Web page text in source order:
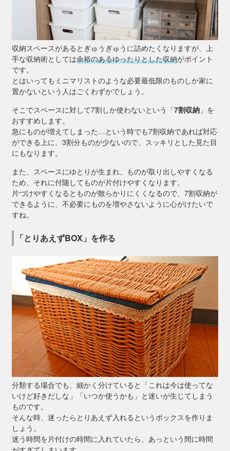
収納スペースがあるとぎゅうぎゅうに詰めたくなりますが、上
手な収納術としては余裕のあるゆったりとした収納がポイント
です。
とはいってもミニマリストのような必要最低限のものしか家に
置かないという人はごくわずかでしょう。
そこでスペースに対して7割しか使わないという「7割収納」を
おすすめします。
急にものが増えてしまった…という時でも7割収納であれば対応
ができる上に、3割分ものが少ないので、スッキリとした見た目
にもなります。
また、スペースにゆとりが生まれ、ものが取り出しやすくなる
ため、それに付随してものが片付けやすくなります。
片づけやすくなるとものが散らかりにくくなるので、7割収納が
できるように、不必要にものを増やさないように心がけたいで
すね。
「とりあえずBOX」を作る
分類する場合でも、細かく分けていると「これは今は使ってな
いけど好きだしな」「いつか使うかも」と迷いが生じてしまう
ものです。
そんな時、迷ったらとりあえず入れるというボックスを作りま
しょう。
迷う時間を片付けの時間に入れていたら、あっという間に時間